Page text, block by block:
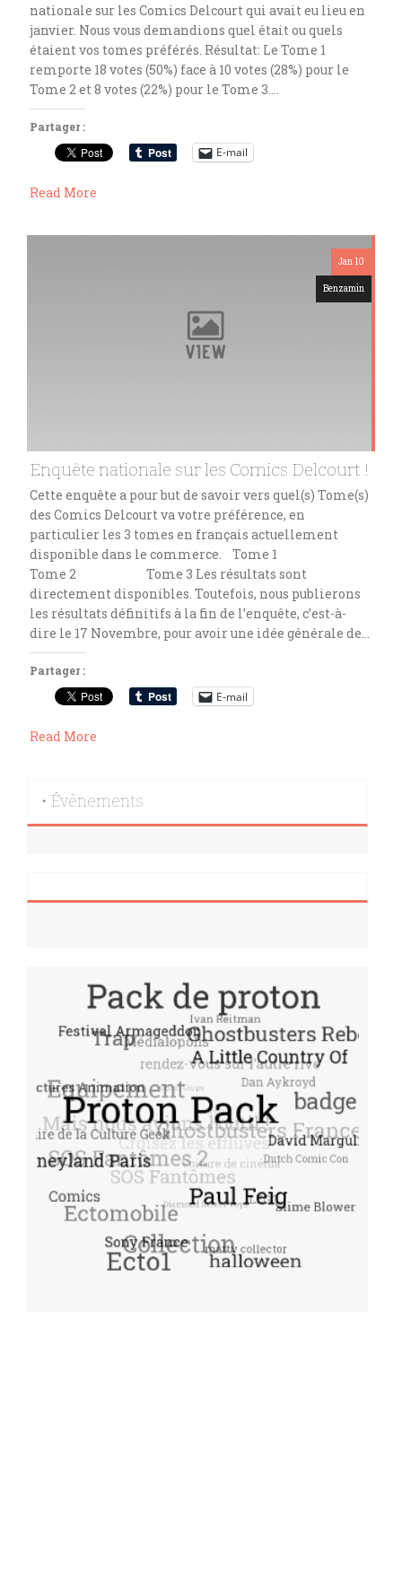
nationale sur les Comics Delcourt qui avait eu lieu en
janvier. Nous vous demandions quel était ou quels
étaient vos tomes préférés. Résultat: Le Tome 1
remporte 18 votes (50%) face à 10 votes (28%) pour le
Tome 2 et 8 votes (22%) pour le Tome 3….
Partager :
E-mail
Read More
Jan 10
Benzamin
Enquête nationale sur les Comics Delcourt !
Cette enquête a pour but de savoir vers quel(s) Tome(s)
des Comics Delcourt va votre préférence, en
particulier les 3 tomes en français actuellement
disponible dans le commerce. Tome 1
Tome 2 Tome 3 Les résultats sont
directement disponibles. Toutefois, nous publierons
les résultats définitifs à la fin de l’enquête, c’est-à-
dire le 17 Novembre, pour avoir une idée générale de…
Partager :
E-mail
Read More
• Évènements